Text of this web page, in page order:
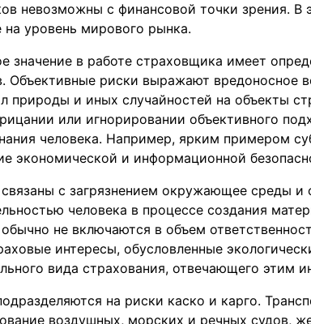
невозможны с финансовой точки зрения. В
на уровень мирового рынка.
значение в работе страховщика имеет
Объективные риски выражают вредоносное
природы и иных случайностей на объекты
или игнорировании объективного
человека. Например, ярким примером
экономической и информационной
с загрязнением окружающее среды и
человека в процессе создания
не включаются в объем
интересы, обусловленные
вида страхования, отвечающего этим
на риски каско и карго.
воздушных, морских и речных судов,